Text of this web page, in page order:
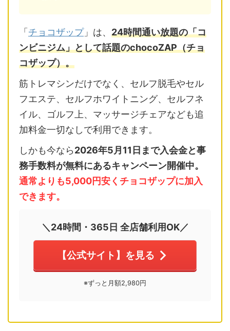
「 チョコザップ」は、 24時間通い放題の「コ
ンビニジム」として話題のchocoZAP（チョ
コザップ）。
筋トレマシンだけでなく、セルフ脱毛やセル
フエステ、セルフホワイトニング、セルフネ
イル、ゴルフ上、マッサージチェアなども追
加料金一切なしで利用できます。
しかも今なら2026年5月11日まで入会金と事
務手数料が無料にあるキャンペーン開催中。
通常よりも5,000円安くチョコザップに加入
できます。
＼24時間・365日 全店舗利用OK／
【公式サイト】を見る
※ずっと月額2,980円